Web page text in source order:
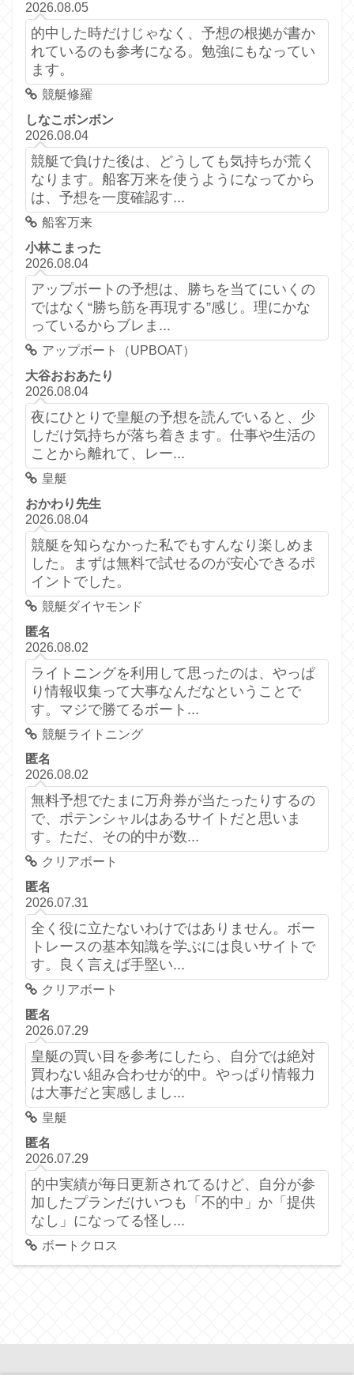
2026.08.05
的中した時だけじゃなく、予想の根拠が書か
れているのも参考になる。勉強にもなってい
ます。
競艇修羅
しなこボンボン
2026.08.04
競艇で負けた後は、どうしても気持ちが荒く
なります。船客万来を使うようになってから
は、予想を一度確認す...
船客万来
小林こまった
2026.08.04
アップボートの予想は、勝ちを当てにいくの
ではなく“勝ち筋を再現する”感じ。理にかな
っているからブレま...
アップボート（UPBOAT）
大谷おおあたり
2026.08.04
夜にひとりで皇艇の予想を読んでいると、少
しだけ気持ちが落ち着きます。仕事や生活の
ことから離れて、レー...
皇艇
おかわり先生
2026.08.04
競艇を知らなかった私でもすんなり楽しめま
した。まずは無料で試せるのが安心できるポ
イントでした。
競艇ダイヤモンド
匿名
2026.08.02
ライトニングを利用して思ったのは、やっぱ
り情報収集って大事なんだなということで
す。マジで勝てるボート...
競艇ライトニング
匿名
2026.08.02
無料予想でたまに万舟券が当たったりするの
で、ポテンシャルはあるサイトだと思いま
す。ただ、その的中が数...
クリアボート
匿名
2026.07.31
全く役に立たないわけではありません。ボー
トレースの基本知識を学ぶには良いサイトで
す。良く言えば手堅い...
クリアボート
匿名
2026.07.29
皇艇の買い目を参考にしたら、自分では絶対
買わない組み合わせが的中。やっぱり情報力
は大事だと実感しまし...
皇艇
匿名
2026.07.29
的中実績が毎日更新されてるけど、自分が参
加したプランだけいつも「不的中」か「提供
なし」になってる怪し...
ボートクロス